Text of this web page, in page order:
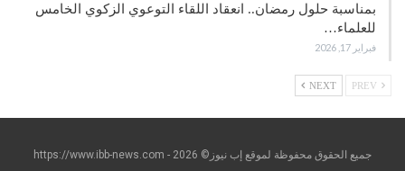
بمناسبة حلول رمضان.. انعقاد اللقاء التوعوي الزكوي الخامس
للعلماء…
فبراير 17, 2026
NEXT
جميع الحقوق محفوظة لموقع إب نيوز© https://www.ibb-news.com - 2026